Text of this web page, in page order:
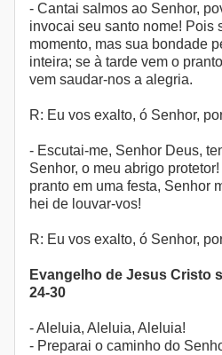
- Cantai salmos ao Senhor,
invocai seu santo nome! Pois
momento, mas sua bondade
inteira; se à tarde vem o
vem saudar-nos a alegria.
R: Eu vos exalto, ó Senhor,
- Escutai-me, Senhor Deus,
Senhor, o meu abrigo
pranto em uma festa, Senhor
hei de louvar-vos!
R: Eu vos exalto, ó Senhor,
Evangelho de Jesus Cristo
24-30
- Aleluia, Aleluia, Aleluia!
- Preparai o caminho do